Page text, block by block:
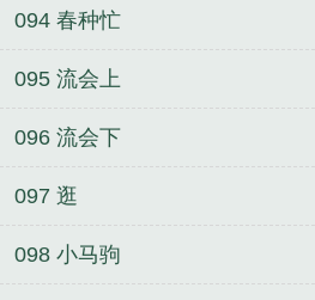
094 春种忙
095 流会上
096 流会下
097 逛
098 小马驹